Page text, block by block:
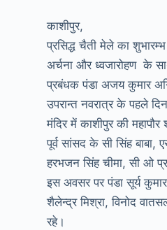
काशीपुर,
प्रसिद्ध चैती मेले का
अर्चना और ध्वजारोहण के
प्रबंधक पंडा अजय कुमार
उपरान्त नवरात्र के पहले
मंदिर में काशीपुर की महापौर
पूर्व सांसद के सी सिंह बाबा,
हरभजन सिंह चीमा, सी ओ
इस अवसर पर पंडा सूर्य
शैलेन्द्र मिश्रा, विनोद
रहे।